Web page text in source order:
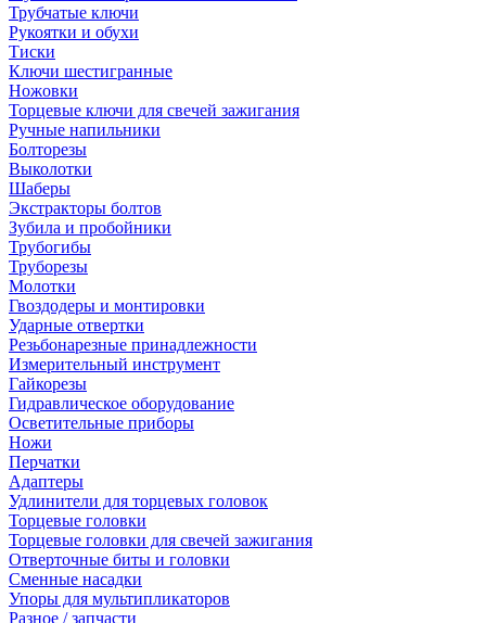
Трубчатые ключи
Рукоятки и обухи
Тиски
Ключи шестигранные
Ножовки
Торцевые ключи для свечей зажигания
Ручные напильники
Болторезы
Выколотки
Шаберы
Экстракторы болтов
Зубила и пробойники
Трубогибы
Труборезы
Молотки
Гвоздодеры и монтировки
Ударные отвертки
Резьбонарезные принадлежности
Измерительный инструмент
Гайкорезы
Гидравлическое оборудование
Осветительные приборы
Ножи
Перчатки
Адаптеры
Удлинители для торцевых головок
Торцевые головки
Торцевые головки для свечей зажигания
Отверточные биты и головки
Сменные насадки
Упоры для мультипликаторов
Разное / запчасти